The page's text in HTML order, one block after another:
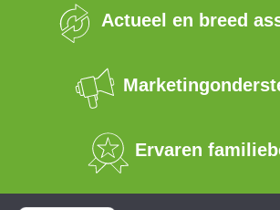
Actueel en breed
Ervaren